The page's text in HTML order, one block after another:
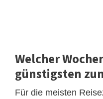
Welcher
günstigsten
Für die meisten